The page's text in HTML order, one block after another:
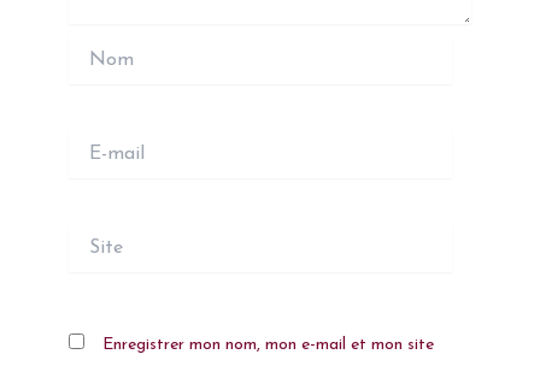
Nom
mail
Site
Enregistrer mon nom, mon e-mail et mon site